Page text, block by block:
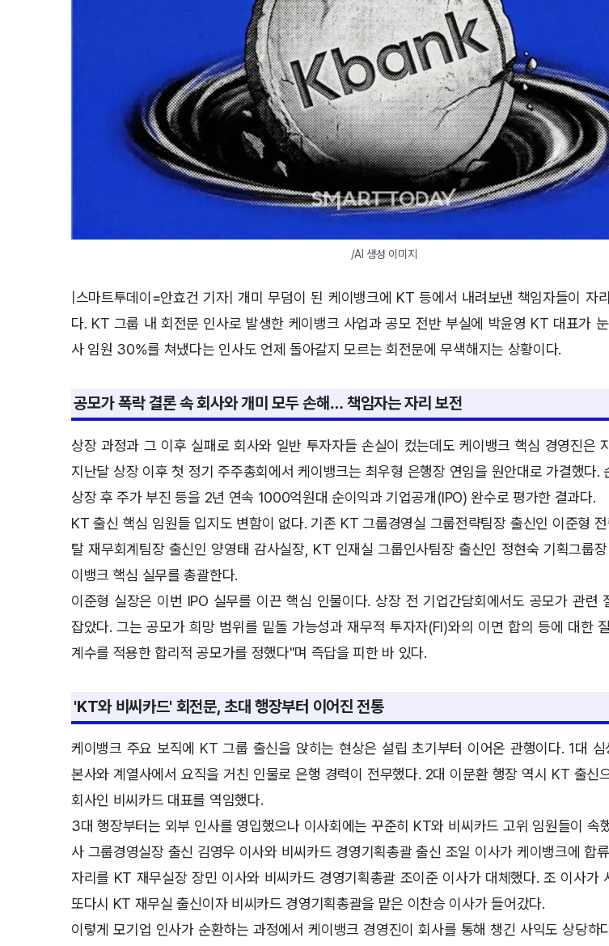
/AI 생성 이미지
|스마트투데이=안효건 기자| 개미 무덤이 된 케이뱅크에 KT 등에서 내려보낸 책임자들이 자
다. KT 그룹 내 회전문 인사로 발생한 케이뱅크 사업과 공모 전반 부실에 박윤영 KT 대표가
사 임원 30%를 쳐냈다는 인사도 언제 돌아갈지 모르는 회전문에 무색해지는 상황이다.
공모가 폭락 결론 속 회사와 개미 모두 손해… 책임자는 자리 보전
상장 과정과 그 이후 실패로 회사와 일반 투자자들 손실이 컸는데도 케이뱅크 핵심 경영진은
지난달 상장 이후 첫 정기 주주총회에서 케이뱅크는 최우형 은행장 연임을 원안대로 가결했다.
상장 후 주가 부진 등을 2년 연속 1000억원대 순이익과 기업공개(IPO) 완수로 평가한 결과다.
KT 출신 핵심 임원들 입지도 변함이 없다. 기존 KT 그룹경영실 그룹전략팀장 출신인 이준형
탈 재무회계팀장 출신인 양영태 감사실장, KT 인재실 그룹인사팀장 출신인 정현숙 기획그룹
이뱅크 핵심 실무를 총괄한다.
이준형 실장은 이번 IPO 실무를 이끈 핵심 인물이다. 상장 전 기업간담회에서도 공모가 관련
잡았다. 그는 공모가 희망 범위를 밑돌 가능성과 재무적 투자자(FI)와의 이면 합의 등에 대한
계수를 적용한 합리적 공모가를 정했다"며 즉답을 피한 바 있다.
'KT와 비씨카드' 회전문, 초대 행장부터 이어진 전통
케이뱅크 주요 보직에 KT 그룹 출신을 앉히는 현상은 설립 초기부터 이어온 관행이다. 1대
본사와 계열사에서 요직을 거친 인물로 은행 경력이 전무했다. 2대 이문환 행장 역시 KT 출신
회사인 비씨카드 대표를 역임했다.
3대 행장부터는 외부 인사를 영입했으나 이사회에는 꾸준히 KT와 비씨카드 고위 임원들이 속
사 그룹경영실장 출신 김영우 이사와 비씨카드 경영기획총괄 출신 조일 이사가 케이뱅크에 합
자리를 KT 재무실장 장민 이사와 비씨카드 경영기획총괄 조이준 이사가 대체했다. 조 이사가
또다시 KT 재무실 출신이자 비씨카드 경영기획총괄을 맡은 이찬승 이사가 들어갔다.
이렇게 모기업 인사가 순환하는 과정에서 케이뱅크 경영진이 회사를 통해 챙긴 사익도 상당하